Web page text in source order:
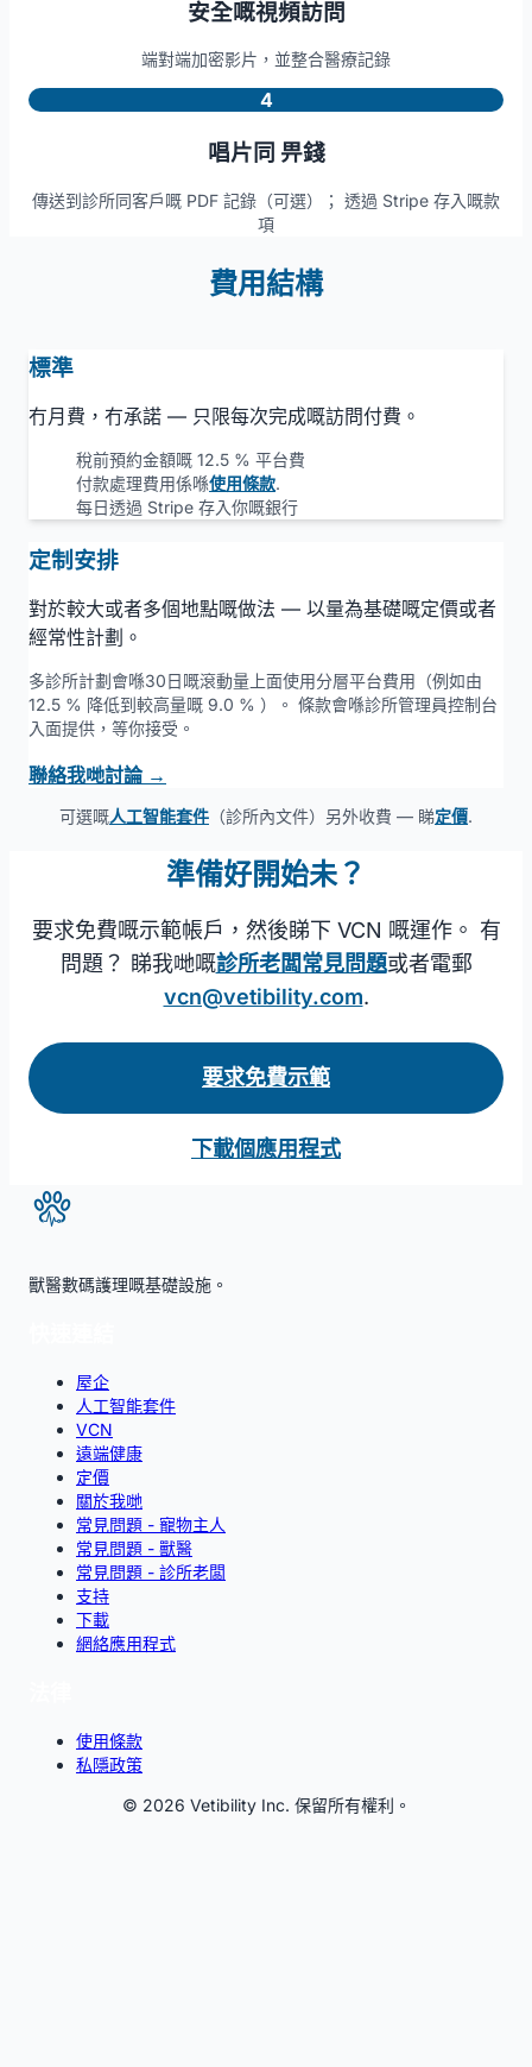
安全嘅視頻訪問
端對端加密影片，並整合醫療記錄
4
唱片同 畀錢
傳送到診所同客戶嘅 PDF 記錄（可選）； 透過 Stripe 存入嘅款
項
費用結構
標準
冇月費，冇承諾 — 只限每次完成嘅訪問付費。
稅前預約金額嘅 12.5 % 平台費
付款處理費用係喺使用條款.
每日透過 Stripe 存入你嘅銀行
定制安排
對於較大或者多個地點嘅做法 — 以量為基礎嘅定價或者
經常性計劃。
多診所計劃會喺30日嘅滾動量上面使用分層平台費用（例如由
12.5 % 降低到較高量嘅 9.0 % ）。 條款會喺診所管理員控制台
入面提供，等你接受。
聯絡我哋討論 →
可選嘅人工智能套件 （診所內文件）另外收費 — 睇定價.
準備好開始未？
要求免費嘅示範帳戶，然後睇下 VCN 嘅運作。 有
問題？ 睇我哋嘅診所老闆常見問題或者電郵
vcn@vetibility.com.
要求免費示範
下載個應用程式
獸醫數碼護理嘅基礎設施。
屋企
人工智能套件
VCN
遠端健康
定價
關於我哋
常見問題 - 寵物主人
常見問題 - 獸醫
常見問題 - 診所老闆
支持
下載
網絡應用程式
使用條款
私隱政策
© 2026 Vetibility Inc. 保留所有權利。